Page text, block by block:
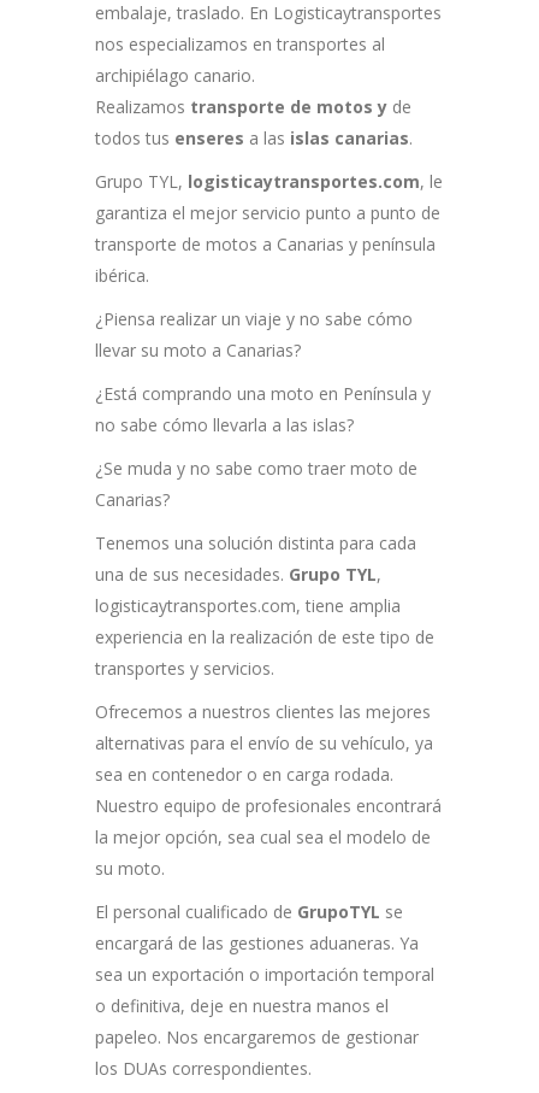
embalaje, traslado. En Logisticaytransportes
nos especializamos en transportes al
archipiélago canario.
Realizamos transporte de motos y de
todos tus enseres a las islas canarias.
Grupo TYL, logisticaytransportes.com, le
garantiza el mejor servicio punto a punto de
transporte de motos a Canarias y península
ibérica.
¿Piensa realizar un viaje y no sabe cómo
llevar su moto a Canarias?
¿Está comprando una moto en Península y
no sabe cómo llevarla a las islas?
¿Se muda y no sabe como traer moto de
Canarias?
Tenemos una solución distinta para cada
una de sus necesidades. Grupo TYL,
logisticaytransportes.com, tiene amplia
experiencia en la realización de este tipo de
transportes y servicios.
Ofrecemos a nuestros clientes las mejores
alternativas para el envío de su vehículo, ya
sea en contenedor o en carga rodada.
Nuestro equipo de profesionales encontrará
la mejor opción, sea cual sea el modelo de
su moto.
El personal cualificado de GrupoTYL se
encargará de las gestiones aduaneras. Ya
sea un exportación o importación temporal
o definitiva, deje en nuestra manos el
papeleo. Nos encargaremos de gestionar
los DUAs correspondientes.